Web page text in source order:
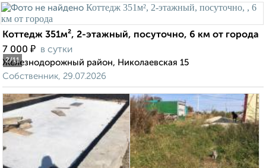
2/11
Коттедж 351м², 2-этажный, посуточно, 6 км от города
7 000 ₽ в сутки
Железнодорожный район, Николаевская 15
Собственник, 29.07.2026